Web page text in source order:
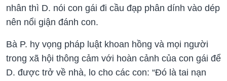
nhân thì D. nói con gái đi cầu đạp phân dính vào dép
nên nổi giận đánh con.
Bà P. hy vọng pháp luật khoan hồng và mọi người
trong xã hội thông cảm với hoàn cảnh của con gái để
D. được trở về nhà, lo cho các con: “Đó là tai nạn